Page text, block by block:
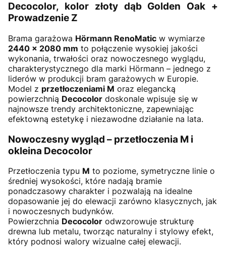
Decocolor, kolor złoty dąb Golden Oak +
Prowadzenie Z
Brama garażowa Hörmann RenoMatic w wymiarze
2440 × 2080 mm to połączenie wysokiej jakości
wykonania, trwałości oraz nowoczesnego wyglądu,
charakterystycznego dla marki Hörmann – jednego z
liderów w produkcji bram garażowych w Europie.
Model z przetłoczeniami M oraz elegancką
powierzchnią Decocolor doskonale wpisuje się w
najnowsze trendy architektoniczne, zapewniając
efektowną estetykę i niezawodne działanie na lata.
Nowoczesny wygląd – przetłoczenia M i
okleina Decocolor
Przetłoczenia typu M to poziome, symetryczne linie o
średniej wysokości, które nadają bramie
ponadczasowy charakter i pozwalają na idealne
dopasowanie jej do elewacji zarówno klasycznych, jak
i nowoczesnych budynków.
Powierzchnia Decocolor odwzorowuje strukturę
drewna lub metalu, tworząc naturalny i stylowy efekt,
który podnosi walory wizualne całej elewacji.